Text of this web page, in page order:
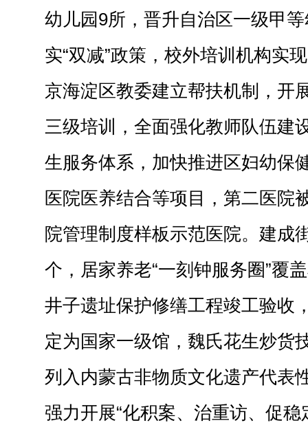
幼儿园9所，晋升自治区一级甲
实“双减”政策，校外培训机构实
京海淀区教委建立帮扶机制，开
三级培训，全面强化教师队伍建
生服务体系，加快推进区妇幼保
医院医养结合等项目，第二医院
院管理制度样板示范医院。建成
个，居家养老“一刻钟服务圈”覆
井子遗址保护修缮工程竣工验收
定为国家一级馆，魏氏花生炒货
列入内蒙古非物质文化遗产代表
强力开展“化积案、治重访、促稳